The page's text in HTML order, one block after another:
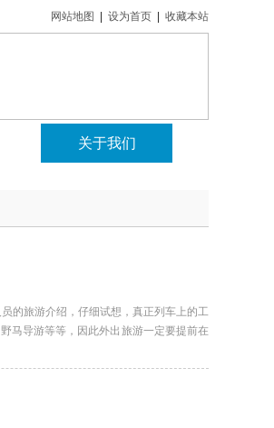
网站地图 设为首页 收藏本站
关于我们
的旅游介绍，仔细试想，真正列车上的工
马导游等等，因此外出旅游一定要提前在